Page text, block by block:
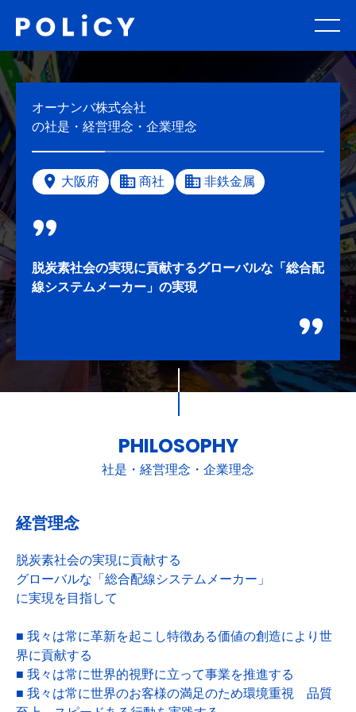
オーナンバ株式会社
の社是・経営理念・企業理念
大阪府 商社 非鉄金属
脱炭素社会の実現に貢献するグローバルな「総合配
線システムメーカー」の実現
PHILOSOPHY
社是・経営理念・企業理念
経営理念
脱炭素社会の実現に貢献する
グローバルな「総合配線システムメーカー」
に実現を目指して
■ 我々は常に革新を起こし特徴ある価値の創造により世
界に貢献する
■ 我々は常に世界的視野に立って事業を推進する
■ 我々は常に世界のお客様の満足のため環境重視 品質